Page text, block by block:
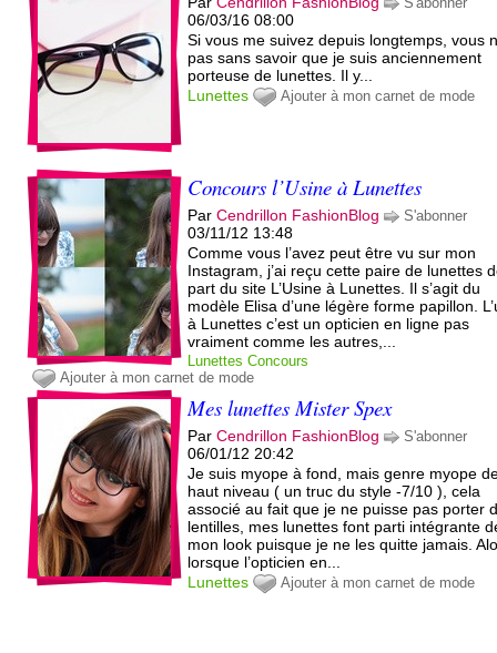
06/03/16 08:00
Si vous me suivez depuis longtemps, vous
pas sans savoir que je suis anciennement
porteuse de lunettes. Il y...
Lunettes
Ajouter à mon carnet de mode
Concours l’Usine à Lunettes
ParCendrillon FashionBlog S'abonner
03/11/12 13:48
Comme vous l’avez peut être vu sur mon
Instagram, j’ai reçu cette paire de lunettes
part du site L’Usine à Lunettes. Il s’agit du
modèle Elisa d’une légère forme papillon.
à Lunettes c’est un opticien en ligne pas
vraiment comme les autres,...
Lunettes Concours
Ajouter à mon carnet de mode
Mes lunettes Mister Spex
ParCendrillon FashionBlog S'abonner
06/01/12 20:42
Je suis myope à fond, mais genre myope
haut niveau ( un truc du style -7/10 ), cela
associé au fait que je ne puisse pas porter
lentilles, mes lunettes font parti intégrante
mon look puisque je ne les quitte jamais.
lorsque l’opticien en...
Lunettes
Ajouter à mon carnet de mode